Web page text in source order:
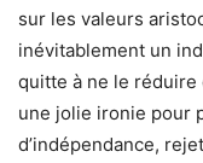
sur les valeurs
inévitablement un
quitte à ne le réduire
une jolie ironie pour
d’indépendance,